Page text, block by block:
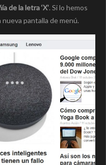
de la letra ‘X’. Si lo hemos
pantalla de menú.